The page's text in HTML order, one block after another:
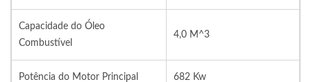
Capacidade do Óleo
Combustível
4,0 M^3
Potência do Motor Principal 682 Kw